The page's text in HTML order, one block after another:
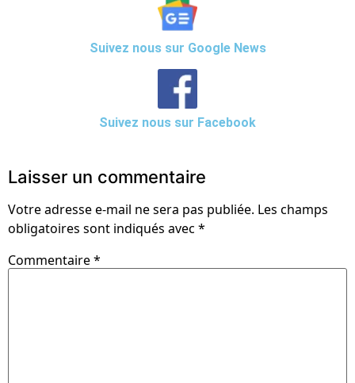
Suivez nous sur Google News
Suivez nous sur Facebook
Laisser un commentaire
Votre adresse e-mail ne sera pas publiée. Les champs
obligatoires sont indiqués avec *
Commentaire*